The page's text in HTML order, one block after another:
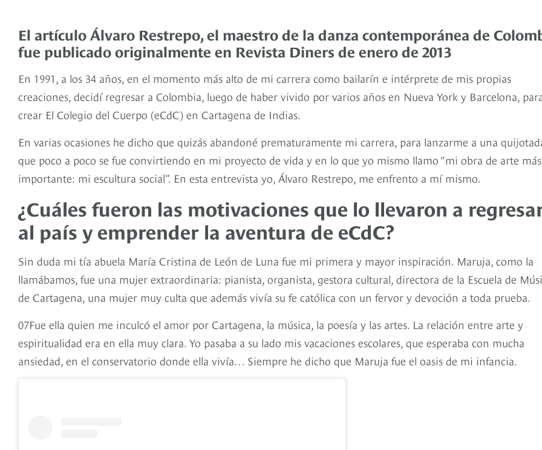
El artículo Álvaro Restrepo, el maestro de la danza contemporánea de
fue publicado originalmente en Revista Diners de enero de 2013
En 1991, a los 34 años, en el momento más alto de mi carrera como bailarín e intérprete de mis propias
creaciones, decidí regresar a Colombia, luego de haber vivido por varios años en Nueva York y Barcelona,
crear El Colegio del Cuerpo (eCdC) en Cartagena de Indias.
En varias ocasiones he dicho que quizás abandoné prematuramente mi carrera, para lanzarme a una
que poco a poco se fue convirtiendo en mi proyecto de vida y en lo que yo mismo llamo “mi obra de arte más
importante: mi escultura social”. En esta entrevista yo, Álvaro Restrepo, me enfrento a mí mismo.
¿Cuáles fueron las motivaciones que lo llevaron a
al país y emprender la aventura de eCdC?
Sin duda mi tía abuela María Cristina de León de Luna fue mi primera y mayor inspiración. Maruja, como la
llamábamos, fue una mujer extraordinaria: pianista, organista, gestora cultural, directora de la Escuela de
de Cartagena, una mujer muy culta que además vivía su fe católica con un fervor y devoción a toda prueba.
07Fue ella quien me inculcó el amor por Cartagena, la música, la poesía y las artes. La relación entre arte y
espiritualidad era en ella muy clara. Yo pasaba a su lado mis vacaciones escolares, que esperaba con mucha
ansiedad, en el conservatorio donde ella vivía… Siempre he dicho que Maruja fue el oasis de mi infancia.